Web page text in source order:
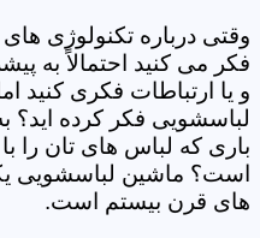
وقتی درباره تکنولوژی
فکر می کنید احتمالاً به
و یا ارتباطات فکری کنید
لباسشویی فکر کرده اید؟
باری که لباس های تان را
است؟ ماشین لباسشویی
های قرن بیستم است.